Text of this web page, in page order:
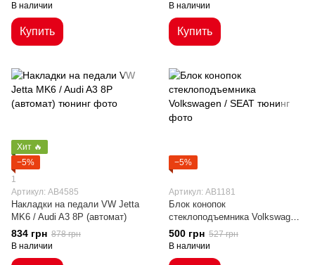
В наличии
Купить
В наличии
Купить
Хит 🔥
−5%
1
Артикул: AB4585
Накладки на педали VW Jetta
MK6 / Audi A3 8P (автомат)
834 грн 878 грн
В наличии
−5%
Артикул: AB1181
Блок конопок
стеклоподъемника Volkswagen
/ SEAT
500 грн 527 грн
В наличии